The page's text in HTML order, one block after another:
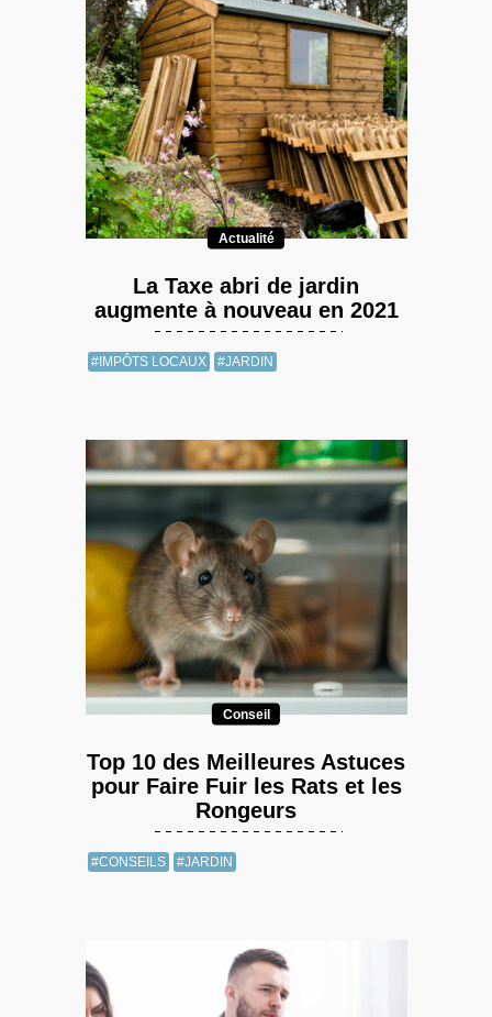
Actualité
La Taxe abri de jardin
augmente à nouveau en 2021
#IMPÔTS LOCAUX #JARDIN
Conseil
Top 10 des Meilleures Astuces
pour Faire Fuir les Rats et les
Rongeurs
#CONSEILS #JARDIN